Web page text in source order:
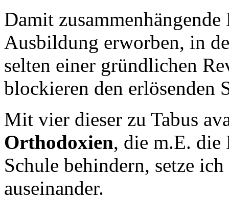
Damit
Ausbildung erworben, in
selten einer gründlichen
blockieren den erlösenden
Mit vier dieser zu Tabus
Orthodoxien, die m.E. die
Schule behindern, setze
auseinander.